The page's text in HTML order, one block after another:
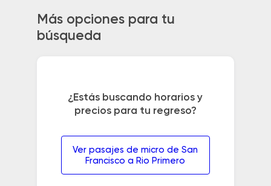
Más opciones para tu
búsqueda
¿Estás buscando horarios y
precios para tu regreso?
Ver pasajes de micro de San
Francisco a Rio Primero